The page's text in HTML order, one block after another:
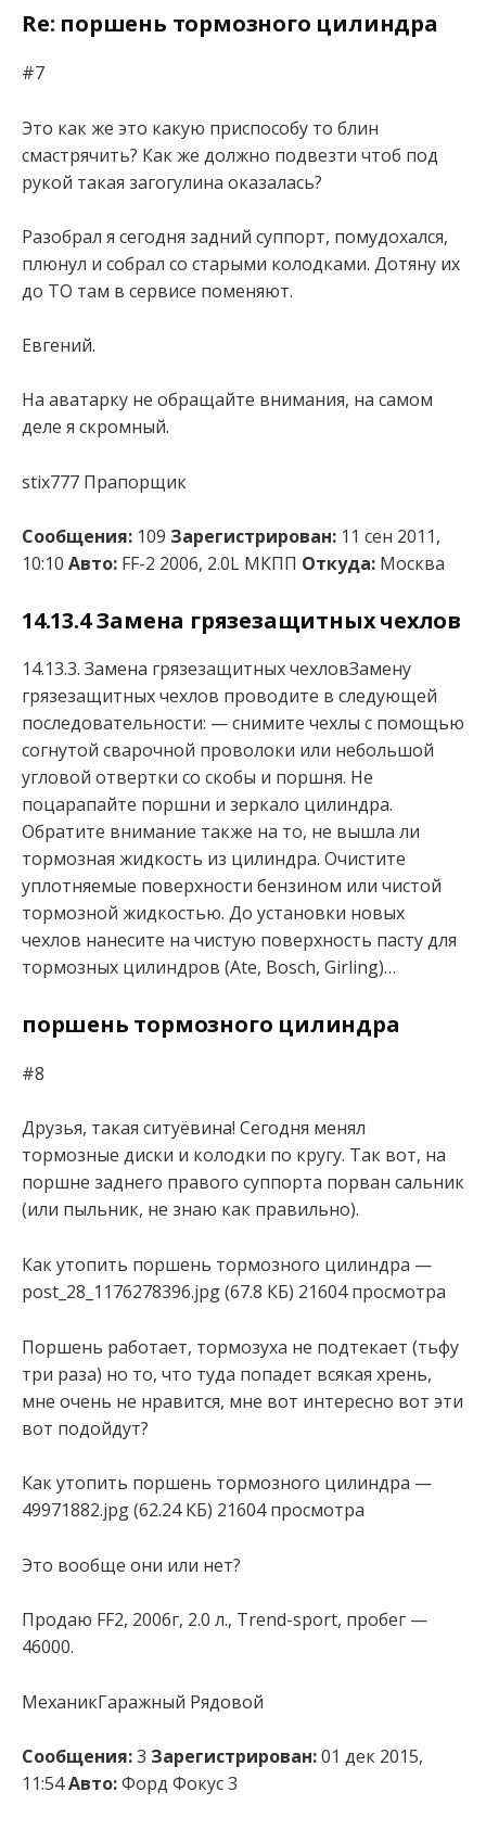
Re: поршень тормозного цилиндра
#7
Это как же это какую приспособу то блин
смастрячить? Как же должно подвезти чтоб под
рукой такая загогулина оказалась?
Разобрал я сегодня задний суппорт, помудохался,
плюнул и собрал со старыми колодками. Дотяну их
до ТО там в сервисе поменяют.
Евгений.
На аватарку не обращайте внимания, на самом
деле я скромный.
stix777 Прапорщик
Сообщения: 109 Зарегистрирован: 11 сен 2011,
10:10 Авто: FF-2 2006, 2.0L МКПП Откуда: Москва
14.13.4 Замена грязезащитных чехлов
14.13.3. Замена грязезащитных чехловЗамену
грязезащитных чехлов проводите в следующей
последовательности: — снимите чехлы с помощью
согнутой сварочной проволоки или небольшой
угловой отвертки со скобы и поршня. Не
поцарапайте поршни и зеркало цилиндра.
Обратите внимание также на то, не вышла ли
тормозная жидкость из цилиндра. Очистите
уплотняемые поверхности бензином или чистой
тормозной жидкостью. До установки новых
чехлов нанесите на чистую поверхность пасту для
тормозных цилиндров (Ate, Bosch, Girling)…
поршень тормозного цилиндра
#8
Друзья, такая ситуёвина! Сегодня менял
тормозные диски и колодки по кругу. Так вот, на
поршне заднего правого суппорта порван сальник
(или пыльник, не знаю как правильно).
Как утопить поршень тормозного цилиндра —
post_28_1176278396.jpg (67.8 КБ) 21604 просмотра
Поршень работает, тормозуха не подтекает (тьфу
три раза) но то, что туда попадет всякая хрень,
мне очень не нравится, мне вот интересно вот эти
вот подойдут?
Как утопить поршень тормозного цилиндра —
49971882.jpg (62.24 КБ) 21604 просмотра
Это вообще они или нет?
Продаю FF2, 2006г, 2.0 л., Trend-sport, пробег —
46000.
МеханикГаражный Рядовой
Сообщения:3 Зарегистрирован:01 дек 2015,
11:54Авто:Форд Фокус 3